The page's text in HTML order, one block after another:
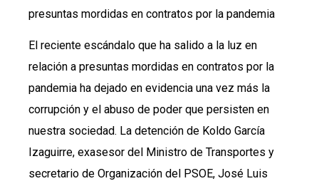
presuntas mordidas en contratos por la pandemia
El reciente escándalo que ha salido a la luz en
relación a presuntas mordidas en contratos por la
pandemia ha dejado en evidencia una vez más la
corrupción y el abuso de poder que persisten en
nuestra sociedad. La detención de Koldo García
Izaguirre, exasesor del Ministro de Transportes y
secretario de Organización del PSOE, José Luis